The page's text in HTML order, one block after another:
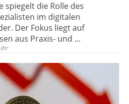
spiegelt die Rolle des
im digitalen
Der Fokus liegt auf
aus Praxis- und ...